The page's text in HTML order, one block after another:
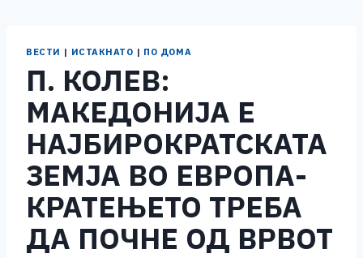
ВЕСТИ | ИСТАКНАТО | ПО ДОМА
П. КОЛЕВ:
МАКЕДОНИЈА Е
НАЈБИРОКРАТСКАТА
ЗЕМЈА ВО ЕВРОПА-
КРАТЕЊЕТО ТРЕБА
ДА ПОЧНЕ ОД ВРВОТ